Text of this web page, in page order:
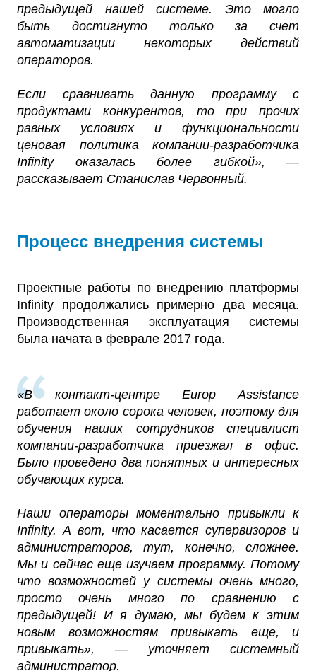
предыдущей нашей системе. Это могло
быть достигнуто только за счет
автоматизации некоторых действий
операторов.
Если сравнивать данную программу с
продуктами конкурентов, то при прочих
равных условиях и функциональности
ценовая политика компании-разработчика
Infinity оказалась более гибкой», —
рассказывает Станислав Червонный.
Процесс внедрения системы
Проектные работы по внедрению платформы
Infinity продолжались примерно два месяца.
Производственная эксплуатация системы
была начата в феврале 2017 года.
«В контакт-центре Europ Assistance
работает около сорока человек, поэтому для
обучения наших сотрудников специалист
компании-разработчика приезжал в офис.
Было проведено два понятных и интересных
обучающих курса.
Наши операторы моментально привыкли к
Infinity. А вот, что касается супервизоров и
администраторов, тут, конечно, сложнее.
Мы и сейчас еще изучаем программу. Потому
что возможностей у системы очень много,
просто очень много по сравнению с
предыдущей! И я думаю, мы будем к этим
новым возможностям привыкать еще, и
привыкать», — уточняет системный
администратор.